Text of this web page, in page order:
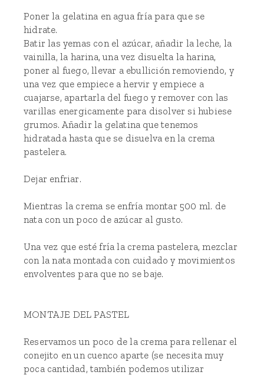
Poner la gelatina en agua fría para que se
hidrate.
Batir las yemas con el azúcar, añadir la leche, la
vainilla, la harina, una vez disuelta la harina,
poner al fuego, llevar a ebullición removiendo, y
una vez que empiece a hervir y empiece a
cuajarse, apartarla del fuego y remover con las
varillas energicamente para disolver si hubiese
grumos. Añadir la gelatina que tenemos
hidratada hasta que se disuelva en la crema
pastelera.
Dejar enfriar.
Mientras la crema se enfría montar 500 ml. de
nata con un poco de azúcar al gusto.
Una vez que esté fría la crema pastelera, mezclar
con la nata montada con cuidado y movimientos
envolventes para que no se baje.
MONTAJE DEL PASTEL
Reservamos un poco de la crema para rellenar el
conejito en un cuenco aparte (se necesita muy
poca cantidad, también podemos utilizar